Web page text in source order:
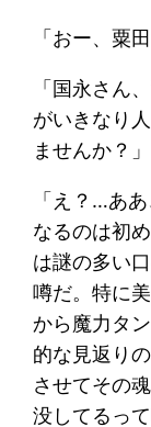
「おー、粟
「国永さん
がいきなり
ませんか？」
「え？…あ
なるのは初
は謎の多い
噂だ。特に
から魔力タ
的な見返り
させてその
没してるっ